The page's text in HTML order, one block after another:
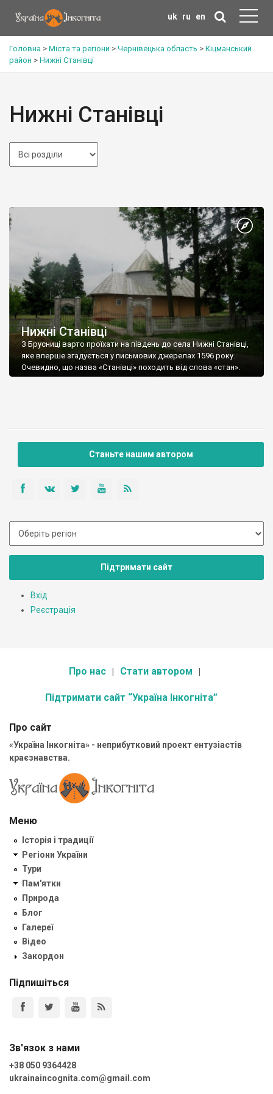
uk ru en
Головна > Міста та регіони > Чернівецька область > Кіцманський
район > Нижні Станівці
Нижні Станівці
Нижні Станівці
З Брусниці варто проїхати на південь до села Нижні Станівці,
яке вперше згадується у письмових джерелах 1596 року.
Очевидно, що назва «Станівці» походить від слова «стан».
Станьте нашим автором
Підтримати сайт
Вхід
Реєстрація
Про нас Стати автором
Підтримати сайт “Україна Інкогніта”
Про сайт
«Україна Інкогніта» - неприбутковий проект ентузіастів
краєзнавства.
Меню
Історія і традиції
Регіони України
Тури
Пам'ятки
Природа
Блог
Галереї
Відео
Закордон
Підпишіться
Зв'язок з нами
+38 050 9364428
ukrainaincognita.com@gmail.com